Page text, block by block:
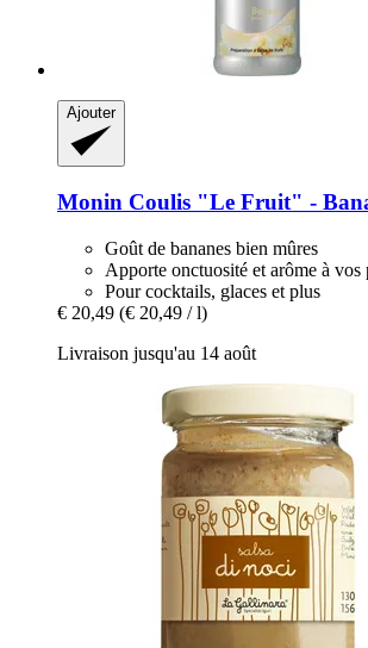
Ajouter
Monin Coulis "Le Fruit" -​
Goût de bananes bien mûres
Apporte onctuosité et arôme à vos
Pour cocktails, glaces et plus
€ 20,49 (€ 20,49 / l)
Livraison jusqu'au 14 août